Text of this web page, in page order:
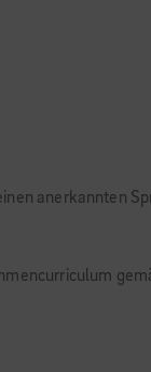
anerkannten